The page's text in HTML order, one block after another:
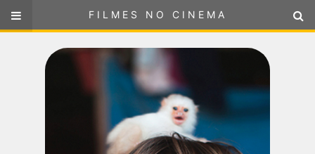
FILMES NO CINEMA
selecione sua localização
FILMES NO CINEMA
SELECIONE SUA LOCALIZAÇÃO
FILMES EM CARTAZ
PRÓXIMOS LANÇAMENTOS